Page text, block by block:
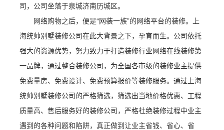
司，公司坐落于泉城济南历城区。
网络购物之后，便是“网装一族”的网络平台的装修。上
海统帅别墅装修公司在此大背景之下，孕育而生。公司依托
强大的资源优势，努力致力于打造装修行业网络在线装修第
一品牌，通过整合装修公司，为全国各市级的装修业主提供
免费量房、免费设计、免费预算报价等装修服务。通过上海
统帅别墅装修公司的严格筛选，筛选出当地价格优惠、工程
质量高、售后服务好的装修公司，严格杜绝装修过程中业主
遇到的各种问题和陷阱，真正做到让业主省钱、省心、省